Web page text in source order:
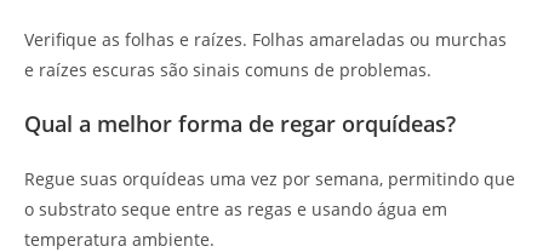
Verifique as folhas e raízes. Folhas amareladas ou murchas
e raízes escuras são sinais comuns de problemas.
Qual a melhor forma de regar orquídeas?
Regue suas orquídeas uma vez por semana, permitindo que
o substrato seque entre as regas e usando água em
temperatura ambiente.